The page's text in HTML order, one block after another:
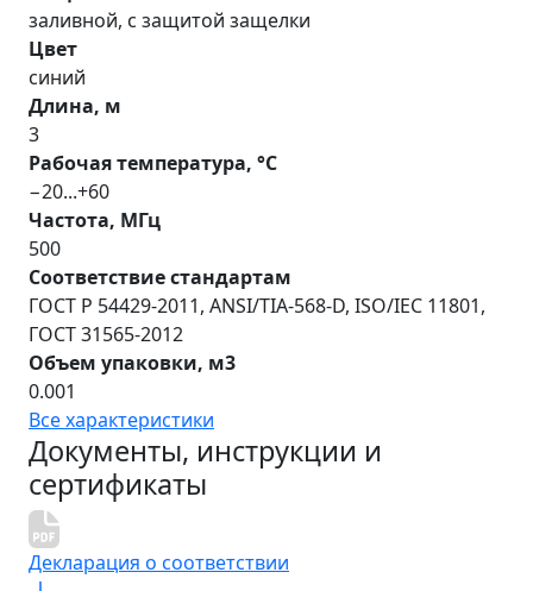
заливной, с защитой защелки
Цвет
синий
Длина, м
3
Рабочая температура, °С
−20...+60
Частота, МГц
500
Соответствие стандартам
ГОСТ Р 54429-2011, ANSI/TIA-568-D, ISO/IEC 11801,
ГОСТ 31565-2012
Объем упаковки, м3
0.001
Все характеристики
Документы, инструкции и
сертификаты
Декларация о соответствии